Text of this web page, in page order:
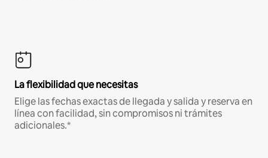
La flexibilidad que necesitas
Elige las fechas exactas de llegada y salida y reserva en
línea con facilidad, sin compromisos ni trámites
adicionales.*